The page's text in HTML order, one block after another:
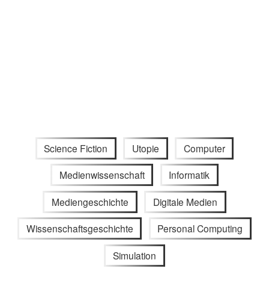
Science Fiction Utopie Computer
Medienwissenschaft Informatik
Mediengeschichte Digitale Medien
Wissenschaftsgeschichte Personal Computing
Simulation